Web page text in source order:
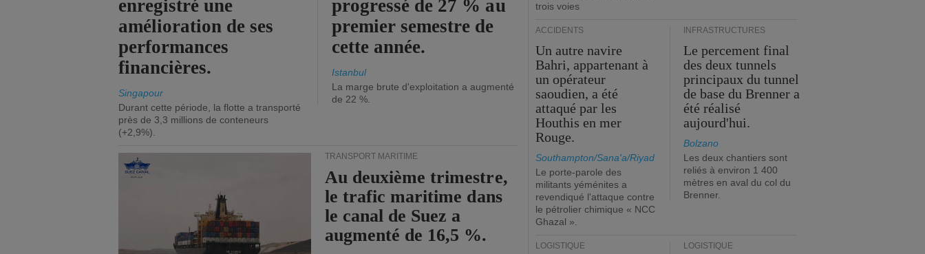
enregistré une
amélioration de ses
performances
financières.
Singapour
Durant cette période, la flotte a transporté
près de 3,3 millions de conteneurs
(+2,9%).
progressé de 27 % au
premier semestre de
cette année.
Istanbul
La marge brute d'exploitation a augmenté
de 22 %.
TRANSPORT MARITIME
Au deuxième trimestre,
le trafic maritime dans
le canal de Suez a
augmenté de 16,5 %.
trois voies
ACCIDENTS
Un autre navire
Bahri, appartenant à
un opérateur
saoudien, a été
attaqué par les
Houthis en mer
Rouge.
Southampton/Sana'a/Riyad
Le porte-parole des
militants yéménites a
revendiqué l'attaque contre
le pétrolier chimique « NCC
Ghazal ».
INFRASTRUCTURES
Le percement final
des deux tunnels
principaux du tunnel
de base du Brenner a
été réalisé
aujourd'hui.
Bolzano
Les deux chantiers sont
reliés à environ 1 400
mètres en aval du col du
Brenner.
LOGISTIQUE LOGISTIQUE